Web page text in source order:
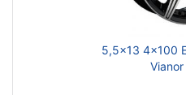
5,5x13 4x100
Vianor